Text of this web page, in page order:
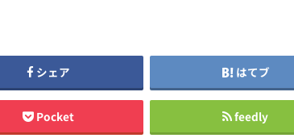
シェア はてブ
Pocket feedly